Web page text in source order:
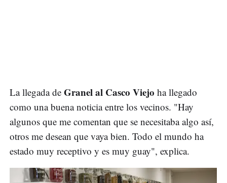
La llegada de Granel al Casco Viejo ha llegado
como una buena noticia entre los vecinos. "Hay
algunos que me comentan que se necesitaba algo así,
otros me desean que vaya bien. Todo el mundo ha
estado muy receptivo y es muy guay", explica.